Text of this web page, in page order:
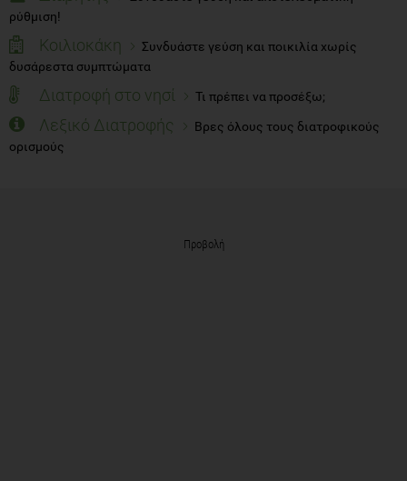
ρύθμιση!
Κοιλιοκάκη
Συνδυάστε γεύση και ποικιλία χωρίς
δυσάρεστα συμπτώματα
Διατροφή στο νησί Τι πρέπει να προσέξω;
Λεξικό Διατροφής
Βρες όλους τους διατροφικούς
ορισμούς
Προβολή